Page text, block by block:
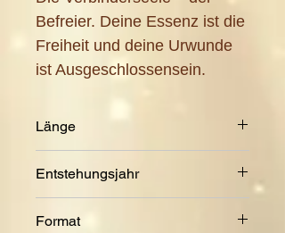
Befreier. Deine Essenz ist die
Freiheit und deine Urwunde
ist Ausgeschlossensein.
Länge
Entstehungsjahr
Format